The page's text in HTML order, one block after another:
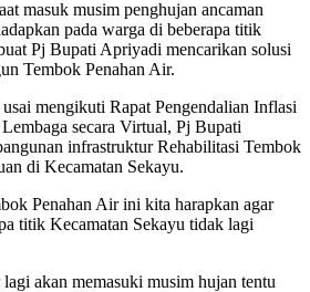
masuk musim penghujan ancaman
pada warga di beberapa titik
Pj Bupati Apriyadi mencarikan solusi
Tembok Penahan Air.
mengikuti Rapat Pengendalian Inflasi
secara Virtual, Pj Bupati
infrastruktur Rehabilitasi Tembok
di Kecamatan Sekayu.
Penahan Air ini kita harapkan agar
titik Kecamatan Sekayu tidak lagi
akan memasuki musim hujan tentu